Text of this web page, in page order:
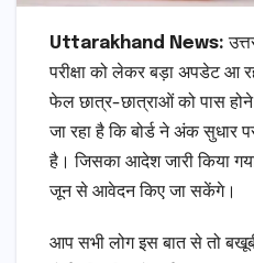
Uttarakhand News:
परीक्षा को लेकर बड़ा अपडेट आ
फेल छात्र-छात्राओं को पास होने
जा रहा है कि बोर्ड ने अंक सुधार
है। जिसका आदेश जारी किया
जून से आवेदन किए जा सकेंगे।
आप सभी लोग इस बात से तो